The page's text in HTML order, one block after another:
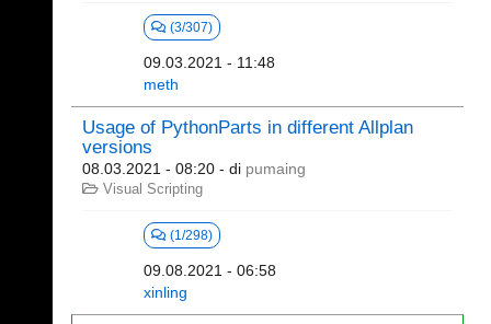
(3/307)
09.03.2021 - 11:48
meth
Usage of PythonParts in different Allplan
versions
08.03.2021 - 08:20 - di pumaing
Visual Scripting
(1/298)
09.08.2021 - 06:58
xinling